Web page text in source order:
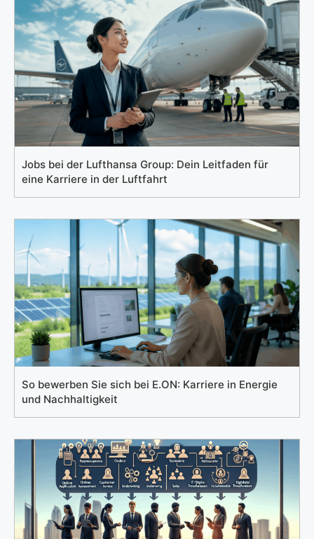
Jobs bei der Lufthansa Group: Dein Leitfaden für
eine Karriere in der Luftfahrt
So bewerben Sie sich bei E.ON: Karriere in Energie
und Nachhaltigkeit